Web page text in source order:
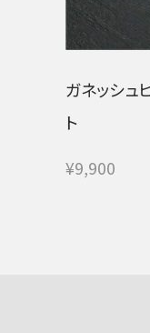
ガネッシュ
ト
¥9,900